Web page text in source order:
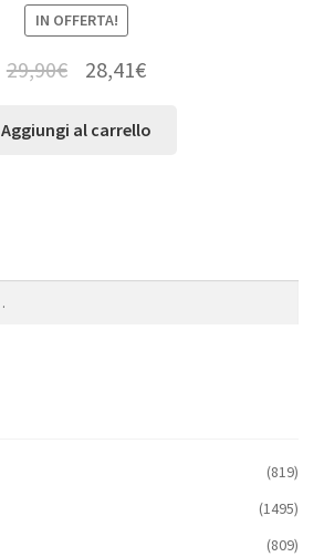
IN OFFERTA!
29,90€ 28,41€
Aggiungi al carrello
(819)
(1495)
(809)